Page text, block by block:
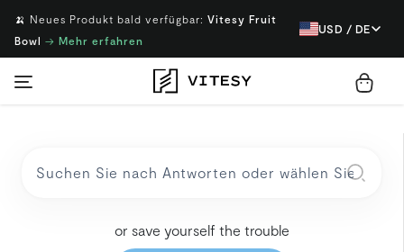
🍌 Neues Produkt bald verfügbar: Vitesy Fruit
Bowl → Mehr erfahren
USD / DE
or save yourself the trouble